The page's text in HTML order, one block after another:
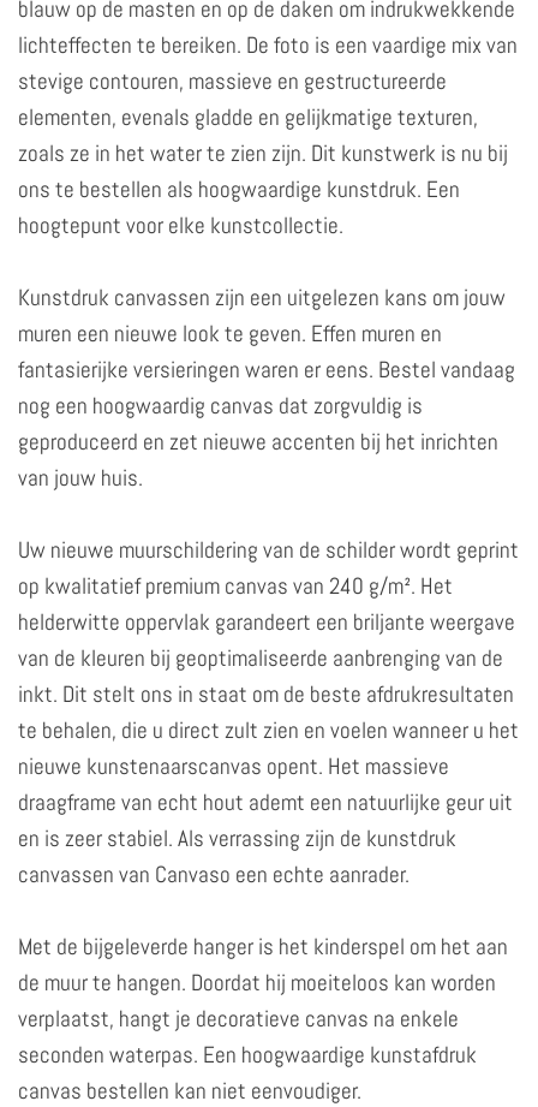
blauw op de masten en op de daken om indrukwekkende
lichteffecten te bereiken. De foto is een vaardige mix van
stevige contouren, massieve en gestructureerde
elementen, evenals gladde en gelijkmatige texturen,
zoals ze in het water te zien zijn. Dit kunstwerk is nu bij
ons te bestellen als hoogwaardige kunstdruk. Een
hoogtepunt voor elke kunstcollectie.
Kunstdruk canvassen zijn een uitgelezen kans om jouw
muren een nieuwe look te geven. Effen muren en
fantasierijke versieringen waren er eens. Bestel vandaag
nog een hoogwaardig canvas dat zorgvuldig is
geproduceerd en zet nieuwe accenten bij het inrichten
van jouw huis.
Uw nieuwe muurschildering van de schilder wordt geprint
op kwalitatief premium canvas van 240 g/m². Het
helderwitte oppervlak garandeert een briljante weergave
van de kleuren bij geoptimaliseerde aanbrenging van de
inkt. Dit stelt ons in staat om de beste afdrukresultaten
te behalen, die u direct zult zien en voelen wanneer u het
nieuwe kunstenaarscanvas opent. Het massieve
draagframe van echt hout ademt een natuurlijke geur uit
en is zeer stabiel. Als verrassing zijn de kunstdruk
canvassen van Canvaso een echte aanrader.
Met de bijgeleverde hanger is het kinderspel om het aan
de muur te hangen. Doordat hij moeiteloos kan worden
verplaatst, hangt je decoratieve canvas na enkele
seconden waterpas. Een hoogwaardige kunstafdruk
canvas bestellen kan niet eenvoudiger.